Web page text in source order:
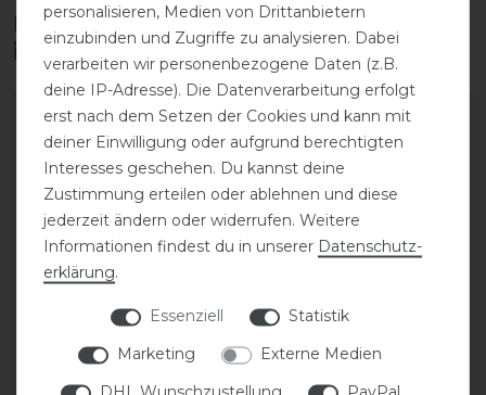
Diese Produkte könnten dich auch
interessieren
-20%
Kniegrip Reithose
Damen
-40%
Damen Reithose Loretta
Kniegrip
personalisieren, Medien von Drittanbietern
einzubinden und Zugriffe zu analysieren. Dabei
verarbeiten wir personenbezogene Daten (z.B.
deine IP-Adresse). Die Datenverarbeitung erfolgt
erst nach dem Setzen der Cookies und kann mit
deiner Einwilligung oder aufgrund berechtigten
Interesses geschehen. Du kannst deine
Zustimmung erteilen oder ablehnen und diese
jederzeit ändern oder widerrufen. Weitere
Informationen findest du in unserer Daten­schutz­
erklärung.
Essenziell
Statistik
Marketing
Externe Medien